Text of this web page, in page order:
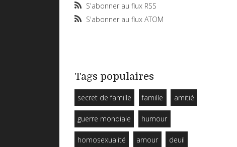
S'abonner au flux RSS
S'abonner au flux ATOM
Tags populaires
secret de famille famille amitié
guerre mondiale humour
homosexualité amour deuil